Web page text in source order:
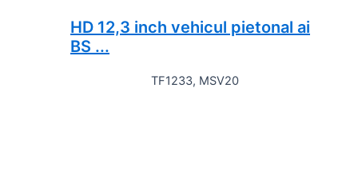
HD 12,3 inch vehicul pietonal ai
BS ...
TF1233, MSV20